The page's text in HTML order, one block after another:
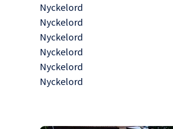
Nyckelord
Nyckelord
Nyckelord
Nyckelord
Nyckelord
Nyckelord